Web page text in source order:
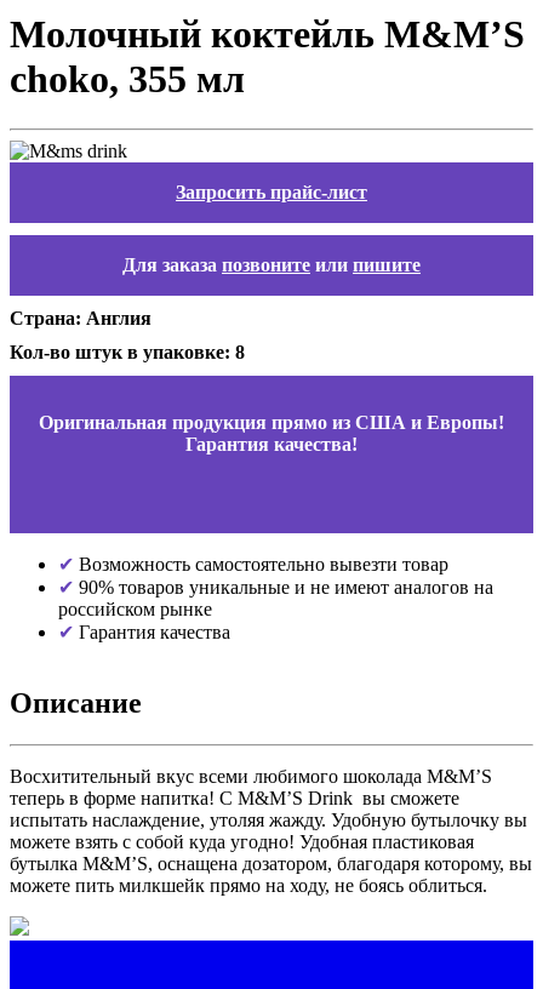
Молочный коктейль M&M’S
choko, 355 мл
Запросить прайс-лист
Для заказа позвоните или пишите
Страна: Англия
Кол-во штук в упаковке: 8
Оригинальная продукция прямо из США и Европы!
Гарантия качества!
Возможность самостоятельно вывезти товар
90% товаров уникальные и не имеют аналогов на
российском рынке
Гарантия качества
Описание
Восхитительный вкус всеми любимого шоколада M&M’S
теперь в форме напитка! С M&M’S Drink вы сможете
испытать наслаждение, утоляя жажду. Удобную бутылочку вы
можете взять с собой куда угодно! Удобная пластиковая
бутылка M&M’S, оснащена дозатором, благодаря которому, вы
можете пить милкшейк прямо на ходу, не боясь облиться.